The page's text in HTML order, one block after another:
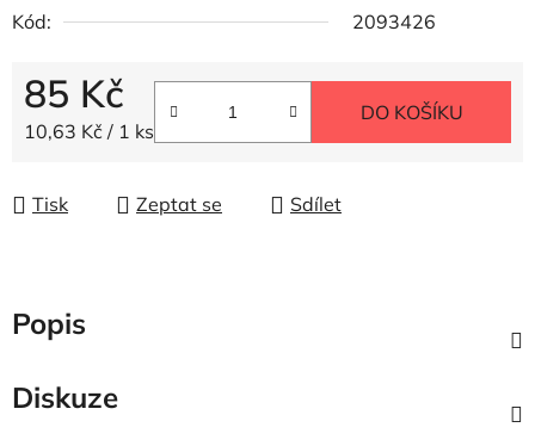
Kód:
2093426
85 Kč
Měrná cena:
10,63 Kč / 1 ks
DO KOŠÍKU
Tisk Zeptat se Sdílet
Popis
Diskuze